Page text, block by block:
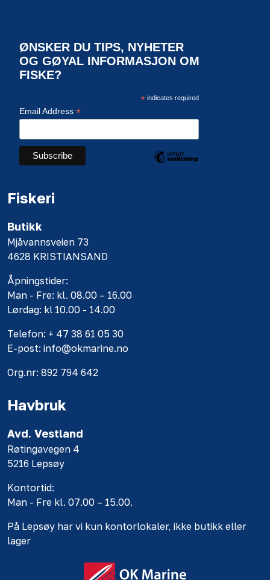
ØNSKER DU TIPS, NYHETER
OG GØYAL INFORMASJON OM
FISKE?
*indicates required
Email Address *
Fiskeri
Butikk
Mjåvannsveien 73
4628 KRISTIANSAND
Åpningstider:
Man - Fre: kl. 08.00 – 16.00
Lørdag: kl 10.00 - 14.00
Telefon: + 47 38 61 05 30
E-post: info@okmarine.no
Org.nr: 892 794 642
Havbruk
Avd. Vestland
Røtingavegen 4
5216 Lepsøy
Kontortid:
Man - Fre kl. 07.00 – 15.00.
På Lepsøy har vi kun kontorlokaler, ikke butikk eller
lager